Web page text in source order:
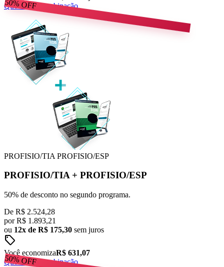
Quero esta combinação
50%OFF
PROFISIO/TIA PROFISIO/ESP
PROFISIO/TIA+ PROFISIO/ESP
50% de desconto no segundo programa.
De R$ 2.524,28
por R$ 1.893,21
ou 12x de R$ 175,30 sem juros
sell
Você economizaR$ 631,07
Quero esta combinação
50%OFF